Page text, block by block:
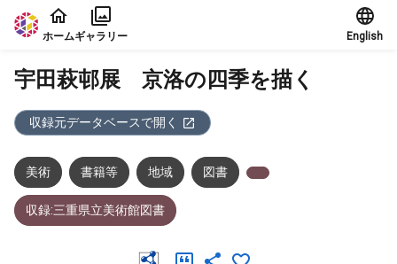
本文に飛ぶ
ホームギャラリー English
宇田萩邨展 京洛の四季を描く
収録元データベースで開く
美術 書籍等 地域 図書
収録:三重県立美術館図書